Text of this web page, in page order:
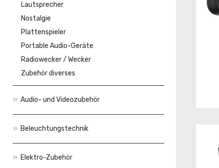
Lautsprecher
Nostalgie
Plattenspieler
Portable Audio-Geräte
Radiowecker / Wecker
Zubehör diverses
Audio- und Videozubehör
Beleuchtungstechnik
Elektro-Zubehör